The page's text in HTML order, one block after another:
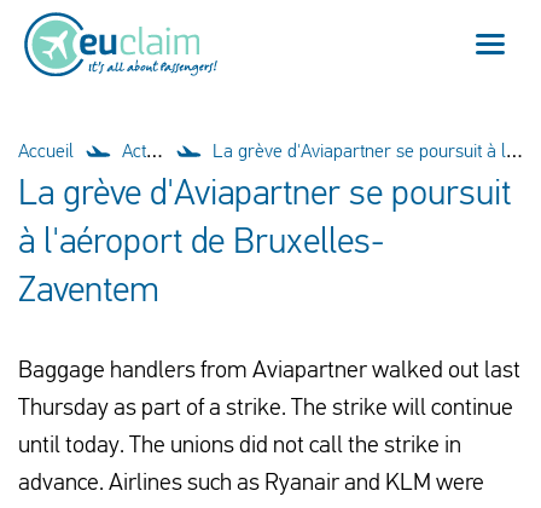
Vol annulé
Vol retardé
Connexion manquée
Notre service
FAQ
Accueil Actualités La grève d'Aviapartner se poursuit à l'aéroport de Bruxelles-Zaventem
La grève d'Aviapartner se poursuit
à l'aéroport de Bruxelles-
Zaventem
Baggage handlers from Aviapartner walked out last
Thursday as part of a strike. The strike will continue
until today. The unions did not call the strike in
advance. Airlines such as Ryanair and KLM were